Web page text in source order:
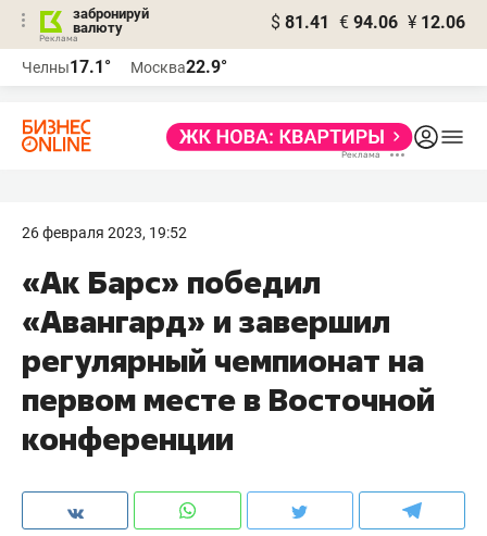
забронируй
валюту
$ 81.41 € 94.06 ¥ 12.06
Челны17.1° Москва22.9°
26 февраля 2023, 19:52
«Ак Барс» победил
«Авангард» и завершил
регулярный чемпионат на
первом месте в Восточной
конференции